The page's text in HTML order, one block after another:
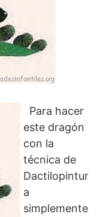
Para hacer
este dragón
con la
técnica de
Dactilopintur
a
simplemente